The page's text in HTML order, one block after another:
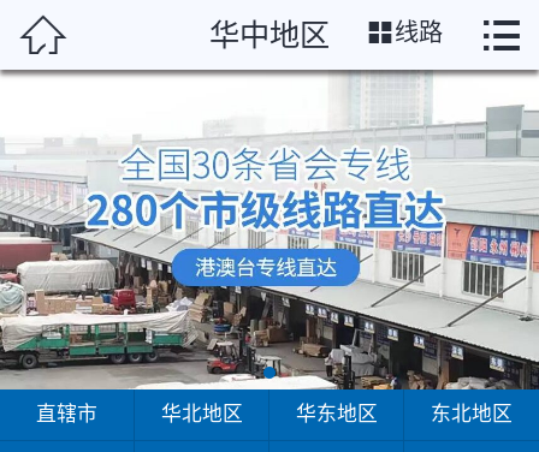
南  首页
华北地区
华东地区
东北地区
华中地区
华南地区
 华中地区 线路 
直辖市 华北地区 华东地区 东北地区